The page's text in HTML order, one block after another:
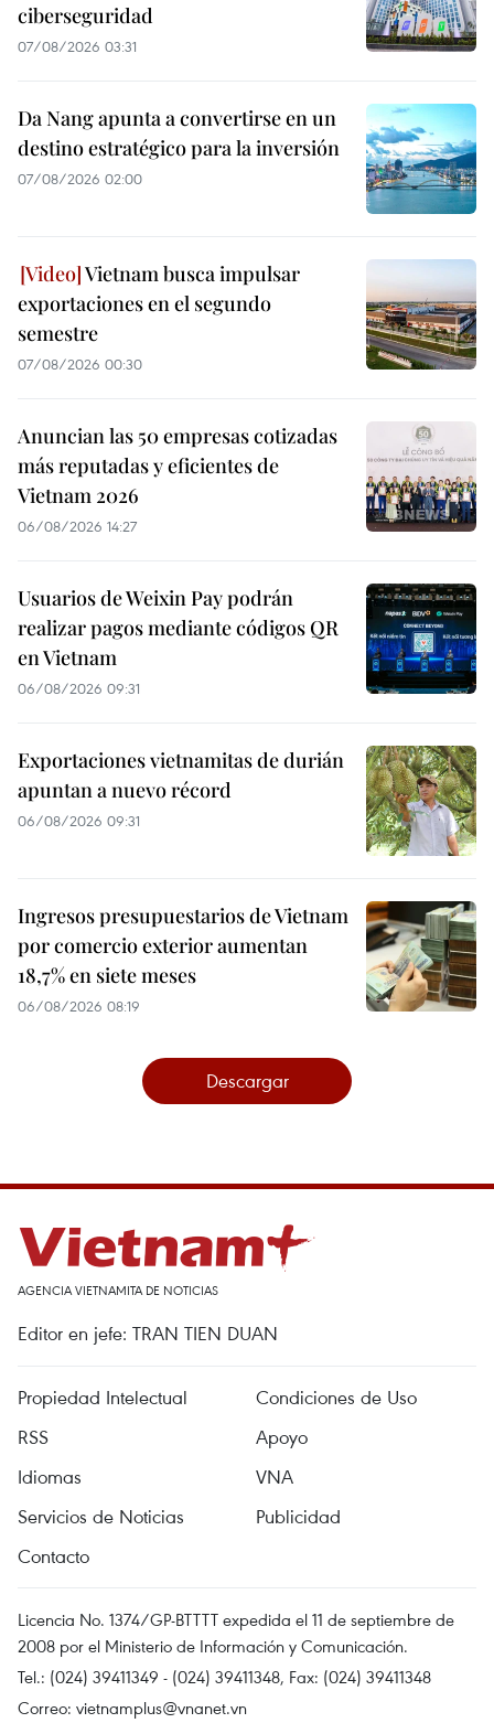
ciberseguridad
07/08/2026 03:31
Da Nang apunta a convertirse en un
destino estratégico para la inversión
07/08/2026 02:00
Vietnam busca impulsar
exportaciones en el segundo
semestre
07/08/2026 00:30
Anuncian las 50 empresas cotizadas
más reputadas y eficientes de
Vietnam 2026
06/08/2026 14:27
Usuarios de Weixin Pay podrán
realizar pagos mediante códigos QR
en Vietnam
06/08/2026 09:31
Exportaciones vietnamitas de durián
apuntan a nuevo récord
06/08/2026 09:31
Ingresos presupuestarios de Vietnam
por comercio exterior aumentan
18,7% en siete meses
06/08/2026 08:19
Descargar
AGENCIA VIETNAMITA DE NOTICIAS
Editor en jefe: TRAN TIEN DUAN
Propiedad Intelectual
Condiciones de Uso
RSS
Apoyo
Idiomas
VNA
Servicios de Noticias
Publicidad
Contacto
Licencia No. 1374/GP-BTTTT expedida el 11 de septiembre de
2008 por el Ministerio de Información y Comunicación.
Tel.: (024) 39411349 - (024) 39411348, Fax: (024) 39411348
Correo: vietnamplus@vnanet.vn